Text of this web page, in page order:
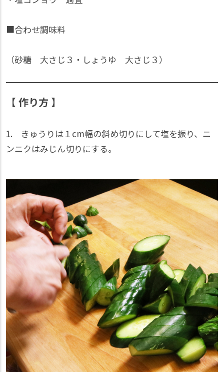
■合わせ調味料
（砂糖 大さじ３・しょうゆ 大さじ３）
【 作り方 】
1. きゅうりは１cm幅の斜め切りにして塩を振り、ニ
ンニクはみじん切りにする。